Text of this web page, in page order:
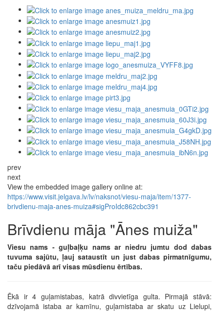
prev
next
View the embedded image gallery online at:
https://www.visit.jelgava.lv/lv/naksnot/viesu-maja/item/1377-
brivdienu-maja-anes-muiza#sigProIdc862cbc391
Brīvdienu māja "Ānes muiža"
Viesu nams - guļbaļķu nams ar niedru jumtu dod dabas
tuvuma sajūtu, ļauj sataustīt un just dabas pirmatnīgumu,
taču piedāvā arī visas mūsdienu ērtības.
Ēkā ir 4 guļamistabas, katrā divvietīga gulta. Pirmajā stāvā:
dzīvojamā istaba ar kamīnu, guļamistaba ar skatu uz Lielupi,